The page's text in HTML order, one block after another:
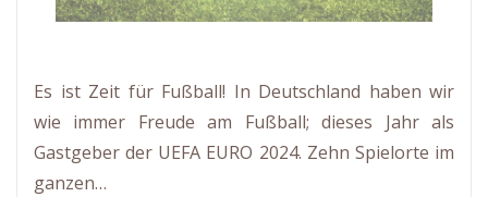
Es ist Zeit für Fußball! In Deutschland haben wir
wie immer Freude am Fußball; dieses Jahr als
Gastgeber der UEFA EURO 2024. Zehn Spielorte im
ganzen…